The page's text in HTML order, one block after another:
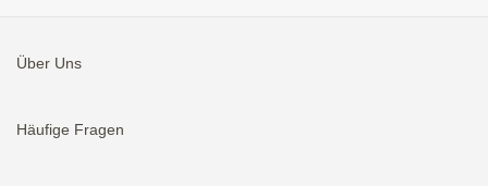
Über Uns
Häufige Fragen